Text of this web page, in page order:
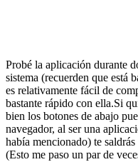
Probé la aplicación durante
sistema (recuerden que está
es relativamente fácil de
bastante rápido con ella.Si
bien los botones de abajo
navegador, al ser una
había mencionado) te
(Esto me paso un par de